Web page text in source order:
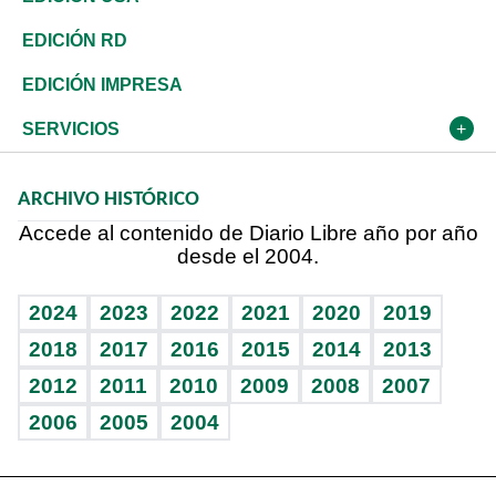
Ocenanía
Caribe
Resto del mundo
Telecom.
Global y variable
Economía personal
Sociales
Novedades
Podcast Arte Libre
Vida y familia
Eñe
Celebrando la vida
Sin complejos
En pocas palabras
Tenis
Olimpismo
Más deportes
BRV
TBT Deportivo
En Directo
Frente al Statu Quo
El Espía
Más firmas
Historia
Despertando al gigante
Cambio climático
Revista
Deportes
Opinión
Hecho en casa
Guía del dinero
EDICIÓN RD
EDICIÓN IMPRESA
SERVICIOS
Cumpleaños
Horóscopos
ARCHIVO HISTÓRICO
Accede al contenido de Diario Libre año por año
desde el 2004.
2024 2023 2022 2021 2020
2019
2018
2017 2016 2015 2014
2013
2012
2011 2010 2009 2008
2007
2006
2005 2004